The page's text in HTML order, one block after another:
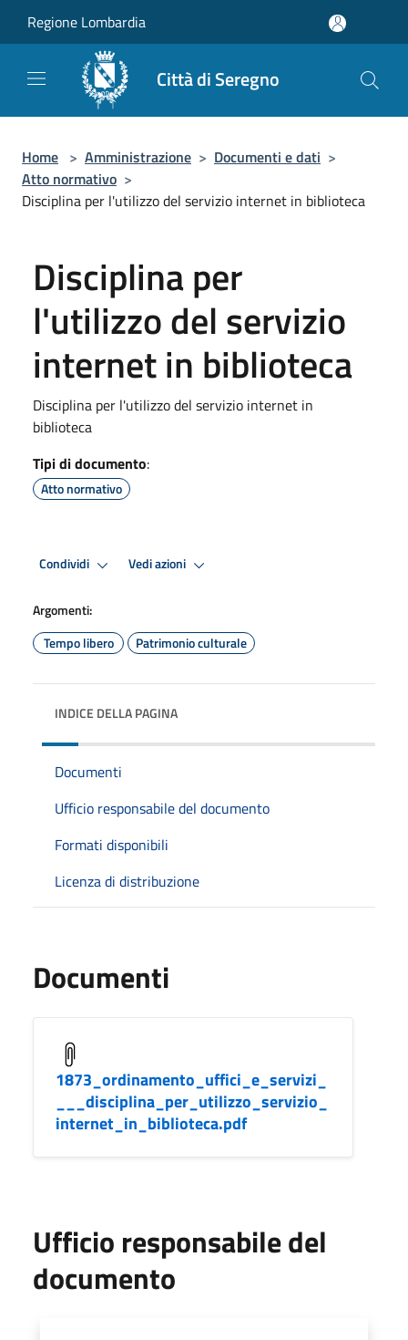
Regione Lombardia
Città di Seregno
Home > Amministrazione > Documenti e dati >
Atto normativo >
Disciplina per l'utilizzo del servizio internet in biblioteca
Disciplina per
l'utilizzo del servizio
internet in biblioteca
Disciplina per l'utilizzo del servizio internet in
biblioteca
Tipi di documento:
Atto normativo
Condividi Vedi azioni
Argomenti:
Tempo libero
Patrimonio culturale
INDICE DELLA PAGINA
Documenti
Ufficio responsabile del documento
Formati disponibili
Licenza di distribuzione
Documenti
1873_ordinamento_uffici_e_servizi_
___disciplina_per_utilizzo_servizio_
internet_in_biblioteca.pdf
Ufficio responsabile del
documento